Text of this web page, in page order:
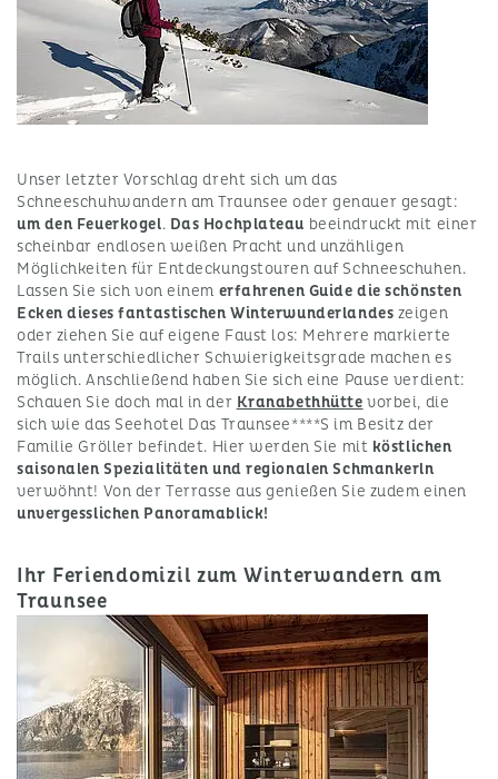
Unser letzter Vorschlag dreht sich um das
Schneeschuhwandern am Traunsee oder genauer gesagt:
um den Feuerkogel. Das Hochplateau beeindruckt mit einer
scheinbar endlosen weißen Pracht und unzähligen
Möglichkeiten für Entdeckungstouren auf Schneeschuhen.
Lassen Sie sich von einem erfahrenen Guide die schönsten
Ecken dieses fantastischen Winterwunderlandes zeigen
oder ziehen Sie auf eigene Faust los: Mehrere markierte
Trails unterschiedlicher Schwierigkeitsgrade machen es
möglich. Anschließend haben Sie sich eine Pause verdient:
Schauen Sie doch mal in der Kranabethhütte vorbei, die
sich wie das Seehotel Das Traunsee****S im Besitz der
Familie Gröller befindet. Hier werden Sie mit köstlichen
saisonalen Spezialitäten und regionalen Schmankerln
verwöhnt! Von der Terrasse aus genießen Sie zudem einen
unvergesslichen Panoramablick!
Ihr Feriendomizil zum Winterwandern am
Traunsee